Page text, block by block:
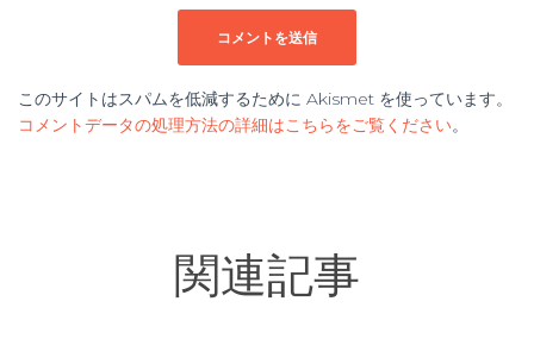
このサイトはスパムを低減するために Akismet を使っています。
コメントデータの処理方法の詳細はこちらをご覧ください。
関連記事